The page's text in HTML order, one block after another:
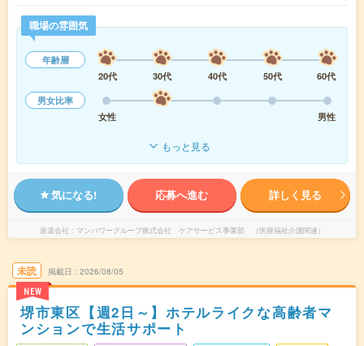
職場の雰囲気
年齢層
20代
30代 40代 50代
60代
男女比率
女性
男性
もっと見る
気になる! 応募へ進む 詳しく見る
派遣会社 マンパワーグループ株式会社 ケアサービス事業部 （医療福祉介護関連）
未読
NEW
掲載日 2026/08/05
堺市東区【週2日～】ホテルライクな高齢者マ
ンションで生活サポート